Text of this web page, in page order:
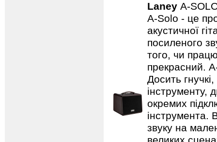
Laney A-
A-Solo - це
акустичної
посиленого
того, чи
прекрасний.
Досить
інструменту,
окремих
інструмента.
звуку на